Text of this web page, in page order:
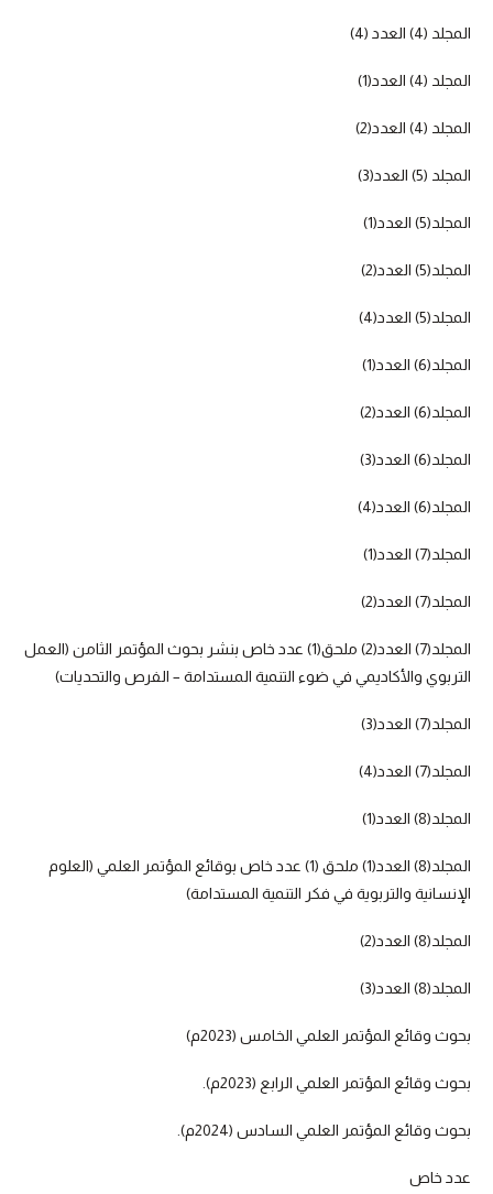
المجلد (4) العدد (4)
المجلد (4) العدد(1)
المجلد (4) العدد(2)
المجلد (5) العدد(3)
المجلد(5) العدد(1)
المجلد(5) العدد(2)
المجلد(5) العدد(4)
المجلد(6) العدد(1)
المجلد(6) العدد(2)
المجلد(6) العدد(3)
المجلد(6) العدد(4)
المجلد(7) العدد(1)
المجلد(7) العدد(2)
المجلد(7) العدد(2) ملحق(1) عدد خاص بنشر بحوث المؤتمر الثامن (العمل
التربوي والأكاديمي في ضوء التنمية المستدامة – الفرص والتحديات)
المجلد(7) العدد(3)
المجلد(7) العدد(4)
المجلد(8) العدد(1)
المجلد(8) العدد(1) ملحق (1) عدد خاص بوقائع المؤتمر العلمي (العلوم
الإنسانية والتربوية في فكر التنمية المستدامة)
المجلد(8) العدد(2)
المجلد(8) العدد(3)
بحوث وقائع المؤتمر العلمي الخامس (2023م)
بحوث وقائع المؤتمر العلمي الرابع (2023م).
بحوث وقائع المؤتمر العلمي السادس (2024م).
عدد خاص